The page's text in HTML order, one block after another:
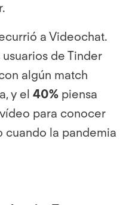
a Videochat.
de Tinder
algún match
y el 40% piensa
para conocer
cuando la pandemia